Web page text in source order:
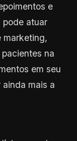
e
pode atuar
marketing,
na
em seu
mais a